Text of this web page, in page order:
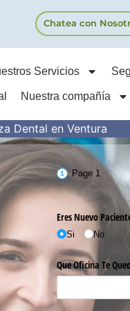
Chatea con
Servicios
Nuestra compañía
Dental en Ventura